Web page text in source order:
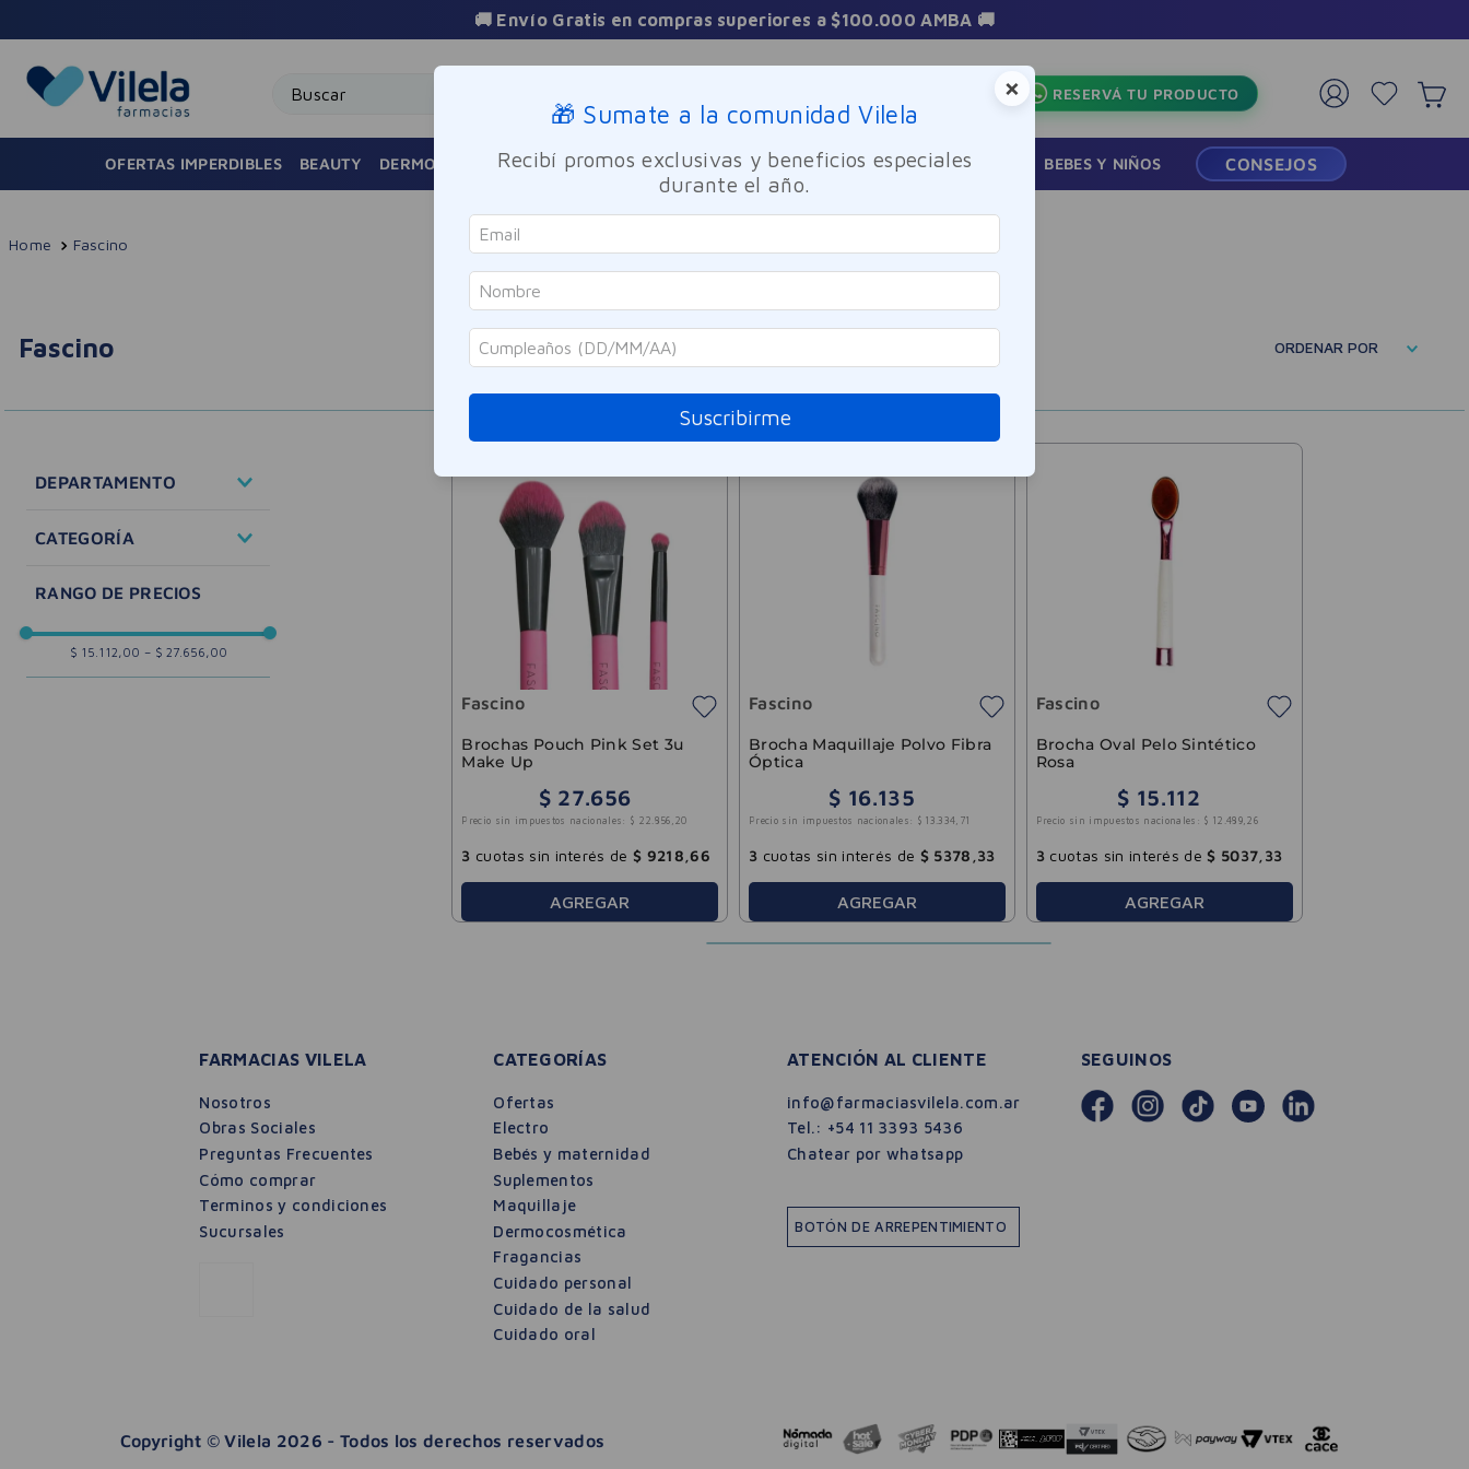
🚚 Envío Gratis en compras superiores a $100.000 AMBA 🚚
RESERVÁ TU PRODUCTO
OFERTAS IMPERDIBLES BEAUTY DERMOCOSMÉTICA FRAGANCIAS CUIDADO PERSONAL BIENESTAR Y FARMACIA BEBES Y NIÑOS CONSEJOS
Fascino
Fascino 3 PRODUCTOS ORDENAR POR
DEPARTAMENTO
CATEGORÍA
$ 15.112,00 – $ 27.656,00
Fascino
Brochas Pouch Pink Set 3u
Make Up
$ 27.656
Precio sin impuestos nacionales: $ 22 .856 , 20
3 cuotas sin interés de $ 9218 ,66
AGREGAR
Fascino
Brocha Maquillaje Polvo Fibra
Óptica
$ 16.135
Precio sin impuestos nacionales: $ 13 .334, 71
3 cuotas sin interés de $ 5378 33
AGREGAR
Fascino
Brocha Oval Pelo Sintético
Rosa
$ 15.112
Precio sin impuestos nacionales: $ 12 .489, 26
3 cuotas sin interés de $ 5037 33
AGREGAR
FARMACIAS VILELA
Nosotros
Obras Sociales
Preguntas Frecuentes
Cómo comprar
Terminos y condiciones
Sucursales
CATEGORÍAS
Ofertas
Electro
Bebés y maternidad
Suplementos
Maquillaje
Dermocosmética
Fragancias
Cuidado personal
Cuidado de la salud
Cuidado oral
ATENCIÓN AL CLIENTE
info@farmaciasvilela.com.ar
Tel.: +54 11 3393 5436
Chatear por whatsapp
BOTÓN DE ARREPENTIMIENTO
SEGUINOS
Copyright © Vilela 2026 - Todos los derechos reservados
×
🎁 Sumate a la comunidad Vilela
Recibí promos exclusivas y beneficios especiales
durante el año.
Suscribirme